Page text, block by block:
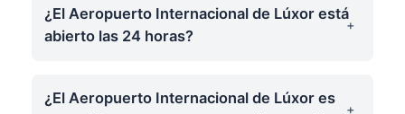
¿El Aeropuerto Internacional de Lúxor está
abierto las 24 horas?
¿El Aeropuerto Internacional de Lúxor es